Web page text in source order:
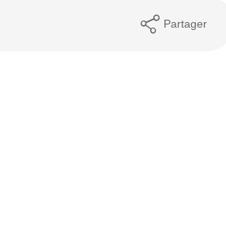
Partager